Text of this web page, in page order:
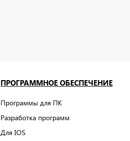
ПРОГРАММНОЕ ОБЕСПЕЧЕНИЕ
Программы для ПК
Разработка программ
Для IOS